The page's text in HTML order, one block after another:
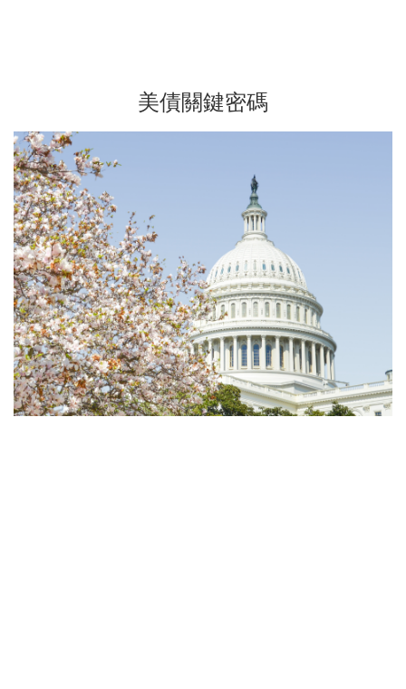
美債關鍵密碼